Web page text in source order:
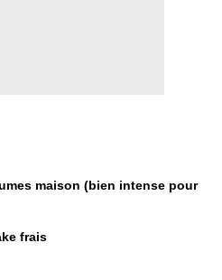
maison (bien intense pour
frais